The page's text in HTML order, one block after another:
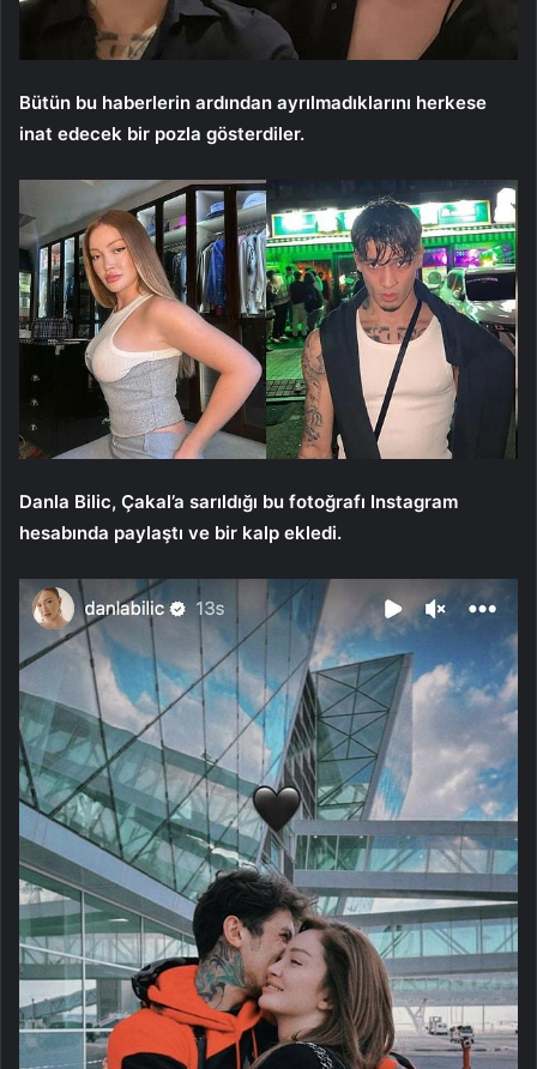
Bütün bu haberlerin ardından ayrılmadıklarını herkese
inat edecek bir pozla gösterdiler.
Danla Bilic, Çakal’a sarıldığı bu fotoğrafı Instagram
hesabında paylaştı ve bir kalp ekledi.